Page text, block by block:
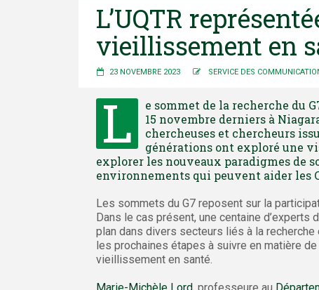
L’UQTR
vieillissement en
23 NOVEMBRE 2023 SERVICE DES
L
e sommet de la recherche du
15 novembre derniers à
chercheuses et chercheurs
générations ont exploré une
explorer les nouveaux paradigmes de
environnements qui peuvent aider les
Les sommets du G7 reposent sur la
Dans le cas présent, une centaine
plan dans divers secteurs liés à la
les prochaines étapes à suivre en matière
vieillissement en santé.
Marie-Michèle Lord, professeure au